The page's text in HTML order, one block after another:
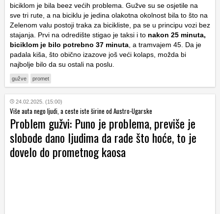
biciklom je bila beez većih problema. Gužve su se osjetile na
sve tri rute, a na biciklu je jedina olakotna okolnost bila to što na
Zelenom valu postoji traka za bicikliste, pa se u principu vozi bez
stajanja. Prvi na odredište stigao je taksi i to nakon 25 minuta,
biciklom je bilo potrebno 37 minuta , a tramvajem 45. Da je
padala kiša, što obično izazove još veći kolaps, možda bi
najbolje bilo da su ostali na poslu.
gužve promet
24.02.2025. (15:00)
Više auta nego ljudi, a ceste iste širine od Austro-Ugarske
Problem gužvi: Puno je problema, previše je
slobode dano ljudima da rade što hoće, to je
dovelo do prometnog kaosa